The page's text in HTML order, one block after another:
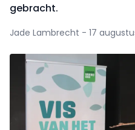
gebracht.
Jade Lambrecht - 17